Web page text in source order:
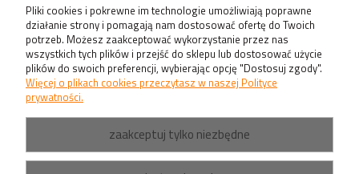
Produkty
Pliki cookies i pokrewne im technologie umożliwiają poprawne
działanie strony i pomagają nam dostosować ofertę do Twoich
potrzeb. Możesz zaakceptować wykorzystanie przez nas
wszystkich tych plików i przejść do sklepu lub dostosować użycie
plików do swoich preferencji, wybierając opcję "Dostosuj zgody".
Więcej o plikach cookies przeczytasz w naszej Polityce
prywatności.
zaakceptuj tylko niezbędne